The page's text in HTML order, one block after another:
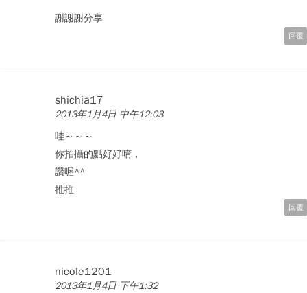
謝謝謝分享
回覆
shichia17
2013年1月4日 中午12:03
哇～～～
你拍攝的點好好唷，
讚喔^^
推推
回覆
nicole1201
2013年1月4日 下午1:32